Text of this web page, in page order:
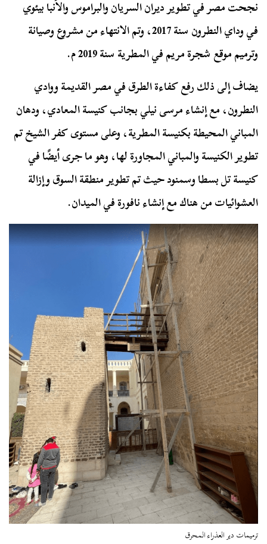
نجحت مصر في تطوير ديران السريان والبراموس والأنبا بيئوي
في وداي النطرون سنة 2017، وتم الانتهاء من مشروع وصيانة
وترميم موقع شجرة مريم في المطرية سنة 2019 م.
يضاف إلى ذلك رفع كفاءة الطرق في مصر القديمة ووادي
النطرون، مع إنشاء مرسى نيلي بجانب كنيسة المعادي، ودهان
المباني المحيطة بكنيسة المطرية، وعلى مستوى كفر الشيخ تم
تطوير الكنيسة والمباني المجاورة لها، وهو ما جرى أيضًا في
كنيسة تل بسطا وسمنود حيث تم تطوير منطقة السوق وإزالة
العشوائيات من هناك مع إنشاء نافورة في الميدان.
ترميمات دير العذراء المحرق